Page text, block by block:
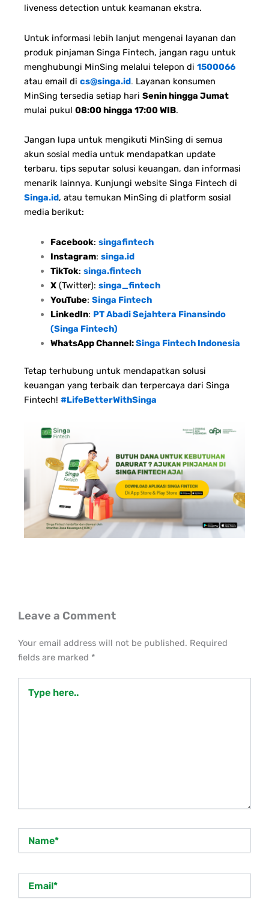
liveness detection untuk keamanan ekstra.
Untuk informasi lebih lanjut mengenai layanan dan
produk pinjaman Singa Fintech, jangan ragu untuk
menghubungi MinSing melalui telepon di 1500066
atau email di cs@singa.id. Layanan konsumen
MinSing tersedia setiap hari Senin hingga Jumat
mulai pukul 08:00 hingga 17:00 WIB.
Jangan lupa untuk mengikuti MinSing di semua
akun sosial media untuk mendapatkan update
terbaru, tips seputar solusi keuangan, dan informasi
menarik lainnya. Kunjungi website Singa Fintech di
Singa.id, atau temukan MinSing di platform sosial
media berikut:
Facebook: singafintech
Instagram: singa.id
TikTok: singa.fintech
X(Twitter): singa_fintech
YouTube: Singa Fintech
LinkedIn: PT Abadi Sejahtera Finansindo
(Singa Fintech)
WhatsApp Channel:Singa Fintech Indonesia
Tetap terhubung untuk mendapatkan solusi
keuangan yang terbaik dan terpercaya dari Singa
Fintech! #LifeBetterWithSinga
Leave a Comment
Your email address will not be published. Required
fields are marked *
here..